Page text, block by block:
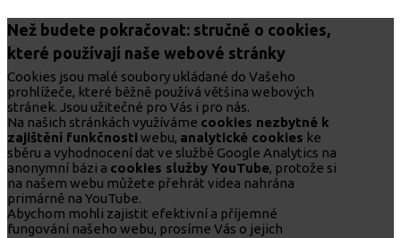
Než budete pokračovat: stručně o cookies,
které používají naše webové stránky
Cookies jsou malé soubory ukládané do Vašeho
prohlížeče, které běžně používá většina webových
stránek. Jsou užitečné pro Vás i pro nás.
Na našich stránkách využíváme cookies nezbytné k
zajištění funkčnosti webu, analytické cookies ke
sběru a vyhodnocení dat ve službě Google Analytics na
anonymní bázi a cookies služby YouTube, protože si
na našem webu můžete přehrát videa nahrána
primárně na YouTube.
Abychom mohli zajistit efektivní a příjemné
fungování našeho webu, prosíme Vás o jejich